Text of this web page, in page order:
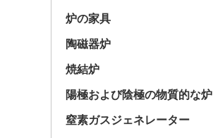
炉の家具
陶磁器炉
焼結炉
陽極および陰極の物質的な炉
窒素ガスジェネレーター